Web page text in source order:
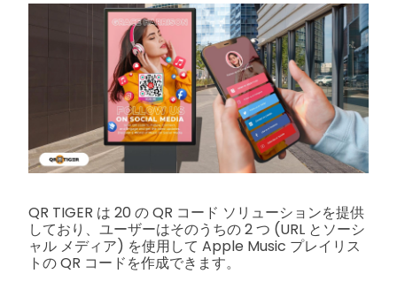
QR TIGER は 20 の QR コード ソリューションを提供
しており、ユーザーはそのうちの 2 つ (URL とソーシ
ャル メディア) を使用して Apple Music プレイリス
トの QR コードを作成できます。